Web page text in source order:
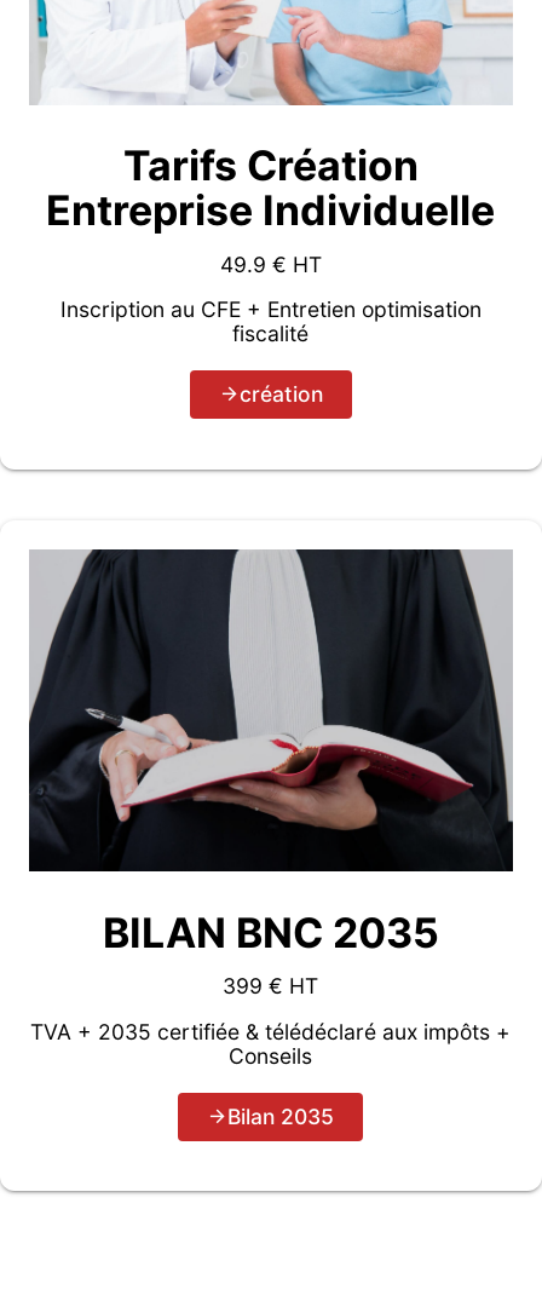
Tarifs Création
Entreprise Individuelle
49.9 € HT
Inscription au CFE + Entretien optimisation
fiscalité
création
BILAN BNC 2035
399 € HT
TVA + 2035 certifiée & télédéclaré aux impôts +
Conseils
Bilan 2035